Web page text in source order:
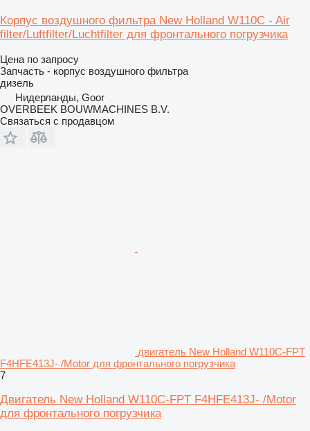
Корпус воздушного фильтра New Holland W110C - Air
filter/Luftfilter/Luchtfilter для фронтального погрузчика
Цена по запросу
Запчасть - корпус воздушного фильтра
дизель
Нидерланды, Goor
OVERBEEK BOUWMACHINES B.V.
Связаться с продавцом
двигатель New Holland W110C-FPT
F4HFE413J- /Motor для фронтального погрузчика
7
Двигатель New Holland W110C-FPT F4HFE413J- /Motor
для фронтального погрузчика